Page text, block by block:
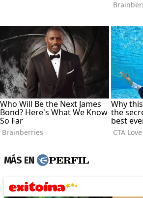
MÁS EN